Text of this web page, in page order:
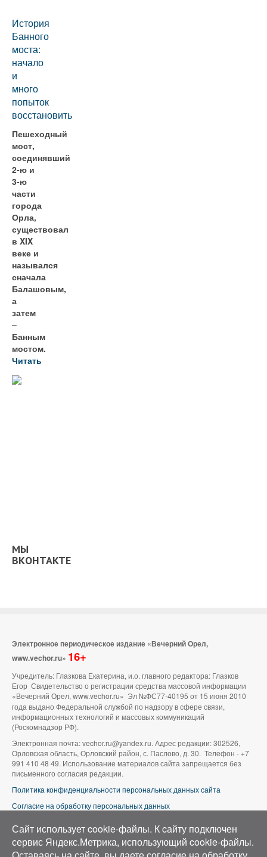
История
Банного
моста:
начало
и
много
попыток
восстановить
Пешеходный
мост,
соединявший
2-ю и
3-ю
части
города
Орла,
существовал
в XIX
веке и
назывался
сначала
Балашовым,
а
затем
–
Банным
мостом.
Читать
МЫ
ВКОНТАКТЕ
Электронное периодическое издание «Вечерний Орел,
www.vechor.ru» 16+
Учредитель: Глазкова Екатерина, и.о. главного редактора: Глазков
Егор Свидетельство о регистрации средства массовой информации
«Вечерний Орел, www.vechor.ru» Эл №ФС77-40195 от 15 июня 2010
года выдано Федеральной службой по надзору в сфере связи,
информационных технологий и массовых коммуникаций
(Роскомнадзор РФ).
Электронная почта: vechor.ru@yandex.ru. Адрес редакции: 302526,
Орловская область, Орловский район, с. Паслово, д. 30. Телефон - +7
991 410 48 49. Использование материалов сайта запрещается без
письменного согласия редакции.
Политика конфиденциальности персональных данных сайта
Согласие на обработку персональных данных
Аэросъемка в Орле»
Сайт использует cookie-файлы. К cайту подключен
сервис Яндекс.Метрика, использующий cookie-файлы.